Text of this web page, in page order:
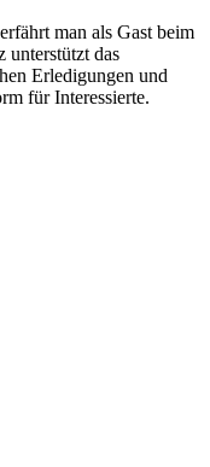
man als Gast beim
unterstützt das
Erledigungen und
für Interessierte.